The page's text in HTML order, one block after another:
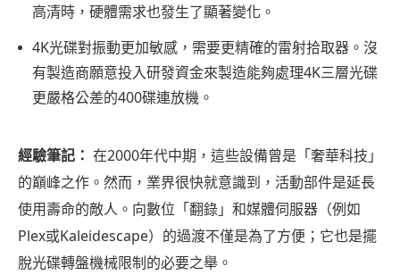
高清時，硬體需求也發生了顯著變化。
4K光碟對振動更加敏感，需要更精確的雷射拾取器。沒
有製造商願意投入研發資金來製造能夠處理4K三層光碟
更嚴格公差的400碟連放機。
經驗筆記： 在2000年代中期，這些設備曾是「奢華科技」
的巔峰之作。然而，業界很快就意識到，活動部件是延長
使用壽命的敵人。向數位「翻錄」和媒體伺服器（例如
Plex或Kaleidescape）的過渡不僅是為了方便；它也是擺
脫光碟轉盤機械限制的必要之舉。